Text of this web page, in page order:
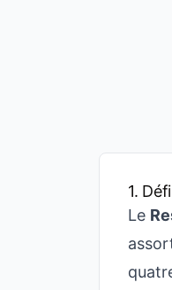
1.
Le